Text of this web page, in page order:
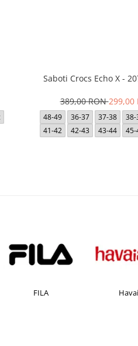
Saboti Crocs Echo X -
389,00 RON299,00
48-49 36-37 37-38 38-
41-42
42-43 43-44 45-
FILA